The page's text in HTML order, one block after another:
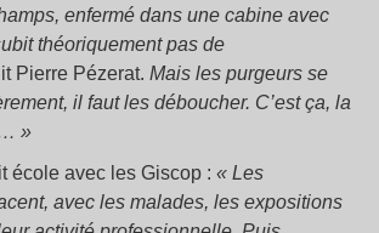
enfermé dans une cabine avec
théoriquement pas de
Pierre Pézerat. Mais les purgeurs se
il faut les déboucher. C’est ça, la
»
école avec les Giscop : « Les
avec les malades, les expositions